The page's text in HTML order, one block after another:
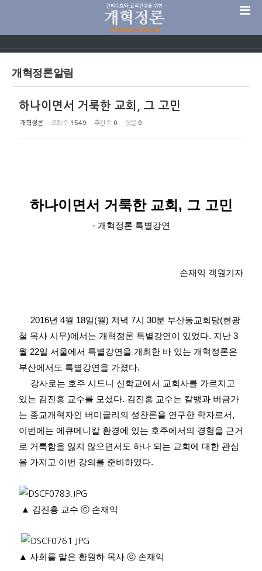
개혁정론알림
하나이면서 거룩한 교회, 그 고민
개혁정론 조회 수 1549 추천 수 0 댓글 0
하나이면서 거룩한 교회 , 그 고민
- 개혁정론 특별강연
손재익 객원기자
2016년 4월 18일(월) 저녁 7시 30분 부산동교회당(현광
철 목사 시무)에서는 개혁정론 특별강연이 있었다. 지난 3
월 22일 서울에서 특별강연을 개최한 바 있는 개혁정론은
부산에서도 특별강연을 가졌다.
강사로는 호주 시드니 신학교에서 교회사를 가르치고
있는 김진흥 교수를 모셨다. 김진흥 교수는 칼뱅과 버금가
는 종교개혁자인 버미글리의 성찬론을 연구한 학자로서 ,
이번에는 에큐메니칼 환경에 있는 호주에서의 경험을 근거
로 거룩함을 잃지 않으면서도 하나 되는 교회에 대한 관심
을 가지고 이번 강의를 준비하였다.
▲ 김진흥 교수 ⓒ 손재익
▲ 사회를 맡은 황원하 목사 ⓒ 손재익
Sketchbook5, 스케치북5
Sketchbook5, 스케치북5